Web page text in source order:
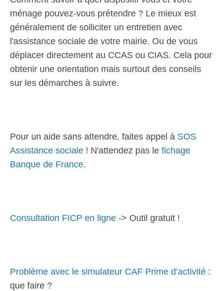
ménage pouvez-vous prétendre ? Le mieux est
généralement de solliciter un entretien avec
l'assistance sociale de votre mairie. Ou de vous
déplacer directement au CCAS ou CIAS. Cela pour
obtenir une orientation mais surtout des conseils
sur les démarches à suivre.
Pour un aide sans attendre, faites appel à SOS
Assistance sociale ! N'attendez pas le fichage
Banque de France.
Consultation FICP en ligne -> Outil gratuit !
Problème avec le simulateur CAF Prime d’activité :
que faire ?